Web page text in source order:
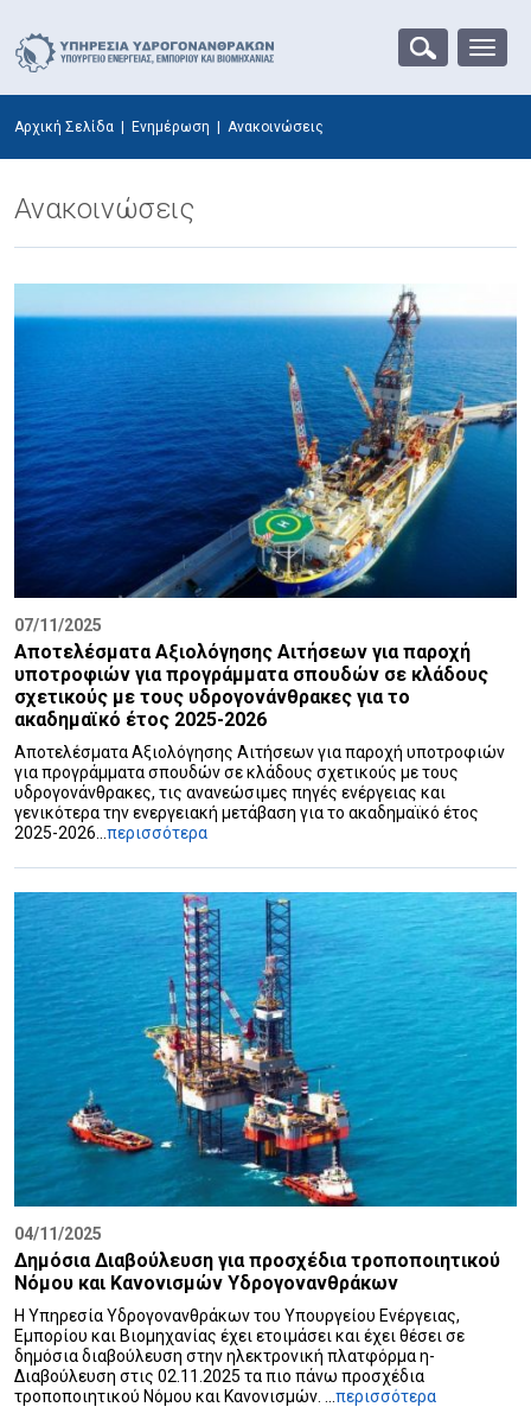
Αρχική Σελίδα Ενημέρωση Ανακοινώσεις
Ανακοινώσεις
07/11/2025
Αποτελέσματα Αξιολόγησης Αιτήσεων για παροχή
υποτροφιών για προγράμματα σπουδών σε κλάδους
σχετικούς με τους υδρογονάνθρακες για το
ακαδημαϊκό έτος 2025-2026
Αποτελέσματα Αξιολόγησης Αιτήσεων για παροχή υποτροφιών
για προγράμματα σπουδών σε κλάδους σχετικούς με τους
υδρογονάνθρακες, τις ανανεώσιμες πηγές ενέργειας και
γενικότερα την ενεργειακή μετάβαση για το ακαδημαϊκό έτος
2025-2026... περισσότερα
04/11/2025
Δημόσια Διαβούλευση για προσχέδια τροποποιητικού
Νόμου και Κανονισμών Υδρογονανθράκων
Η Υπηρεσία Υδρογονανθράκων του Υπουργείου Ενέργειας,
Εμπορίου και Βιομηχανίας έχει ετοιμάσει και έχει θέσει σε
δημόσια διαβούλευση στην ηλεκτρονική πλατφόρμα η-
Διαβούλευση στις 02.11.2025 τα πιο πάνω προσχέδια
τροποποιητικού Νόμου και Κανονισμών. ... περισσότερα